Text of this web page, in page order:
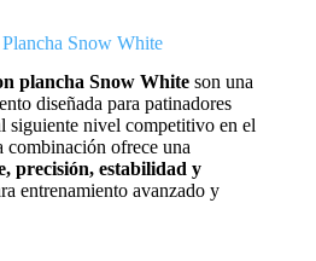
Snow White
plancha Snow White son una
diseñada para patinadores
siguiente nivel competitivo en el
combinación ofrece una
precisión, estabilidad y
entrenamiento avanzado y